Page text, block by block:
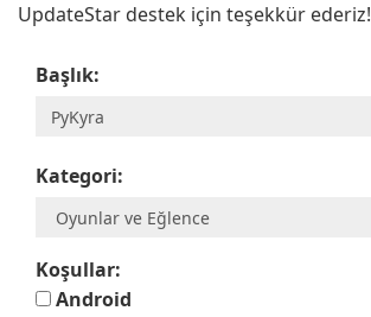
UpdateStar destek için teşekkür ederiz!
Başlık:
Kategori:
Koşullar:
Android